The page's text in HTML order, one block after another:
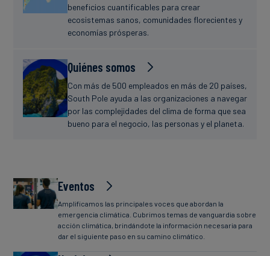
beneficios cuantificables para crear
ecosistemas sanos, comunidades florecientes y
economías prósperas.
Quiénes somos
Con más de 500 empleados en más de 20 países,
South Pole ayuda a las organizaciones a navegar
por las complejidades del clima de forma que sea
bueno para el negocio, las personas y el planeta.
Eventos
Amplificamos las principales voces que abordan la
emergencia climática. Cubrimos temas de vanguardia sobre
acción climática, brindándote la información necesaria para
dar el siguiente paso en su camino climático.